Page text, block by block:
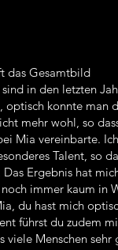
das Gesamtbild
in den letzten
konnte man
mehr wohl, so
Mia vereinbarte.
Talent, so
Ergebnis hat
immer kaum in
du hast mich
führst du zudem
viele Menschen